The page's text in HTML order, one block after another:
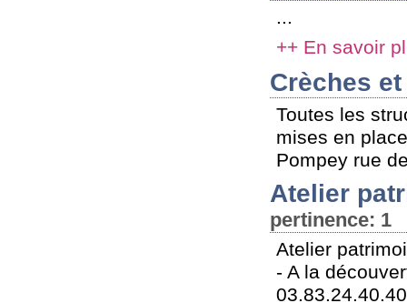
...
++ En savoir
Crèches
Toutes les
mises en
Pompey rue
Atelier
pertinence: 1
Atelier
- A la